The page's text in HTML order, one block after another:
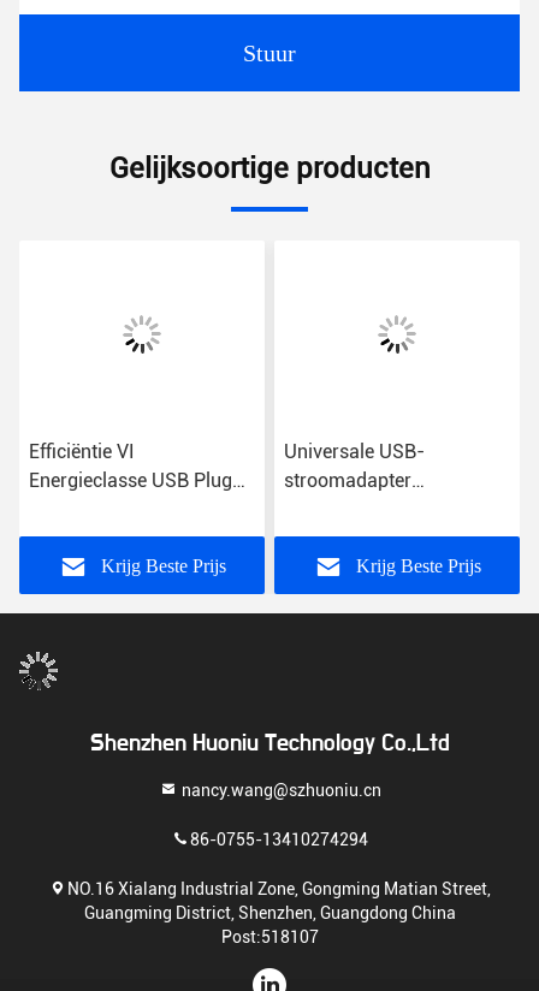
Stuur
Gelijksoortige producten
Efficiëntie VI
Energieclasse USB Plug
wisselstroominvoer voor
universeel gebruik
Krijg Beste Prijs
Universale USB-
stroomadapter
Krijg Beste Prijs
Shenzhen Huoniu Technology Co.,Ltd
nancy.wang@szhuoniu.cn
86-0755-13410274294
NO.16 Xialang Industrial Zone, Gongming Matian Street,
Guangming District, Shenzhen, Guangdong China
Post:518107